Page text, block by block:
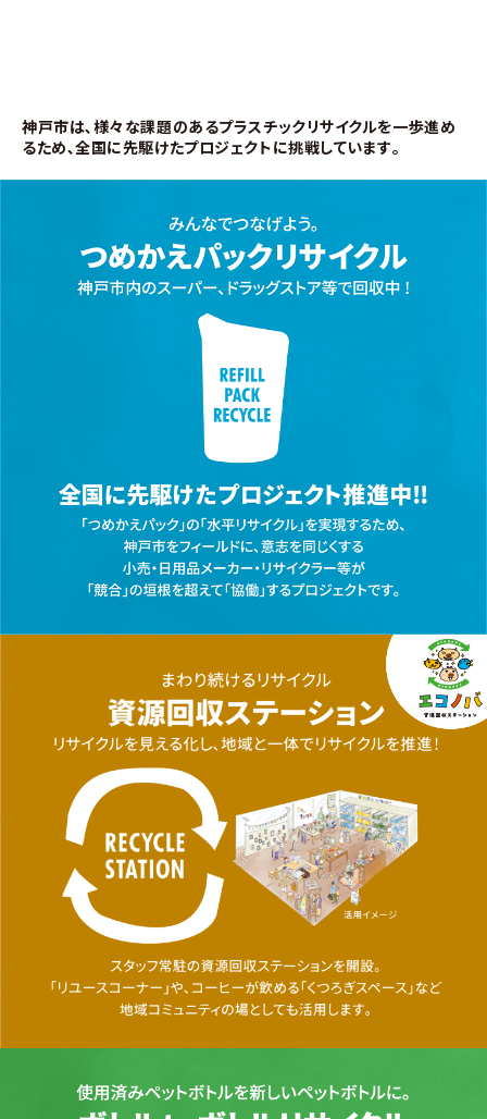
神戸市は､様々な課題のあるプラスチックリサイクルを一歩進め
るため､全国に先駆けたプロジェクトに挑戦しています｡